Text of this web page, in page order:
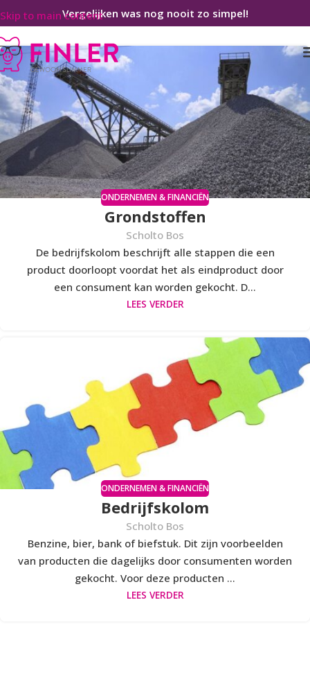
Skip to main contentVergelijken was nog nooit zo simpel!
Home/ Berichten getagd met "Eindproduct"
ONDERNEMEN & FINANCIËN
Grondstoffen
Scholto Bos
De bedrijfskolom beschrijft alle stappen die een
product doorloopt voordat het als eindproduct door
een consument kan worden gekocht. D...
LEES VERDER
ONDERNEMEN & FINANCIËN
Bedrijfskolom
Scholto Bos
Benzine, bier, bank of biefstuk. Dit zijn voorbeelden
van producten die dagelijks door consumenten worden
gekocht. Voor deze producten ...
LEES VERDER